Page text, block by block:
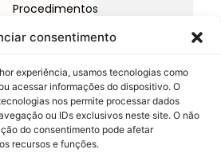
consentimento
experiência, usamos tecnologias como
acessar informações do dispositivo. O
nos permite processar dados
ou IDs exclusivos neste site. O não
do consentimento pode afetar
recursos e funções.
Procedimentos
e Ações
Relatório
Anual de
Atividades